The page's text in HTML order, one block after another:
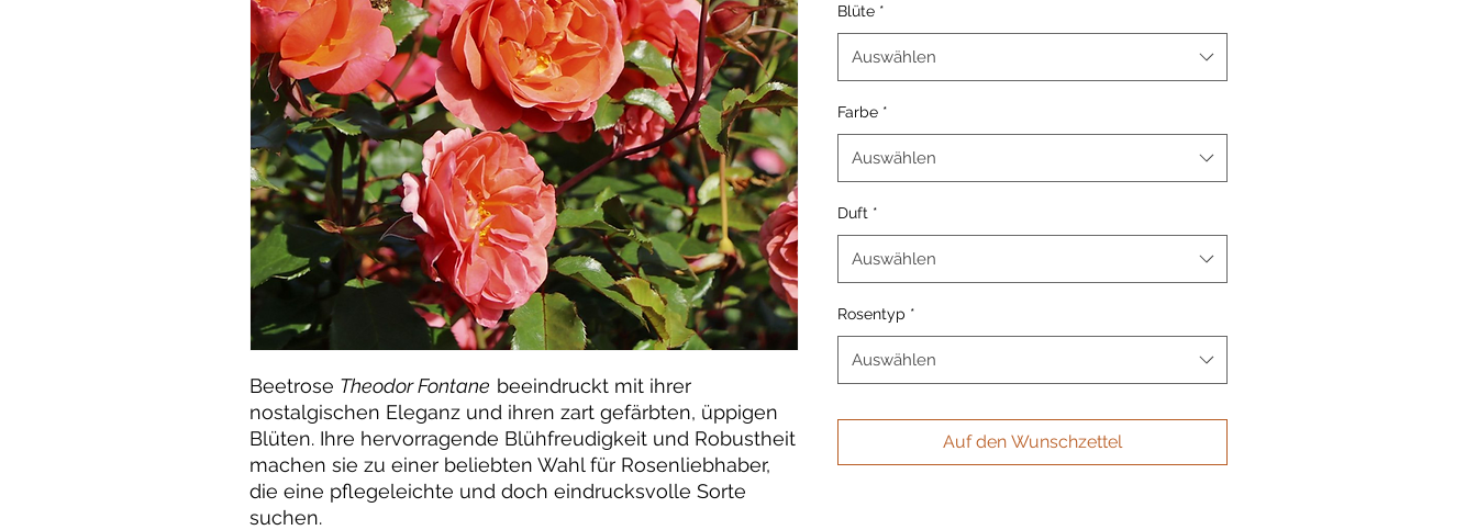
Beetrose Theodor Fontane beeindruckt mit ihrer
nostalgischen Eleganz und ihren zart gefärbten, üppigen
Blüten. Ihre hervorragende Blühfreudigkeit und Robustheit
machen sie zu einer beliebten Wahl für Rosenliebhaber,
die eine pflegeleichte und doch eindrucksvolle Sorte
suchen.
Blüte *
Auswählen
Farbe *
Auswählen
Duft *
Auswählen
Rosentyp *
Auswählen
Auf den Wunschzettel